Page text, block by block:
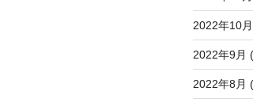
2022年10
2022年9月
2022年8月